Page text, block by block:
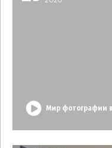
Мир фотографии